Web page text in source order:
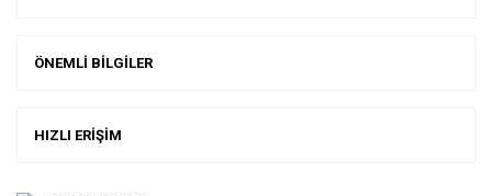
ÖNEMLİ BİLGİLER
HIZLI ERİŞİM